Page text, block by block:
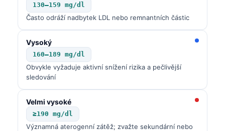
130–159 mg/dl
Často odráží nadbytek LDL nebo remnantních částic
Vysoký
160–189 mg/dl
Obvykle vyžaduje aktivní snížení rizika a pečlivější
sledování
Velmi vysoké
≥190 mg/dl
Významná aterogenní zátěž; zvažte sekundární nebo
Català
Қазақ тілі
Suomi
Hrvatski
Slovenčina
پښتو
سنڌي